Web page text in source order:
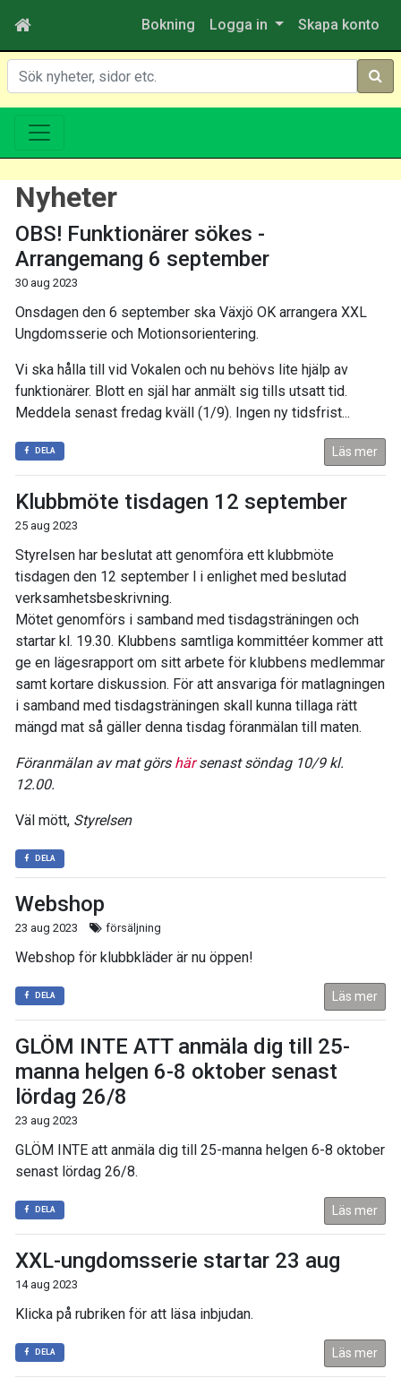
Bokning Logga in Skapa konto
Sök
Nyheter
OBS! Funktionärer sökes -
Arrangemang 6 september
30 aug 2023
Onsdagen den 6 september ska Växjö OK arrangera XXL
Ungdomsserie och Motionsorientering.
Vi ska hålla till vid Vokalen och nu behövs lite hjälp av
funktionärer. Blott en själ har anmält sig tills utsatt tid.
Meddela senast fredag kväll (1/9). Ingen ny tidsfrist...
DELA Läs mer
Klubbmöte tisdagen 12 september
25 aug 2023
Styrelsen har beslutat att genomföra ett klubbmöte
tisdagen den 12 september l i enlighet med beslutad
verksamhetsbeskrivning.
Mötet genomförs i samband med tisdagsträningen och
startar kl. 19.30. Klubbens samtliga kommittéer kommer att
ge en lägesrapport om sitt arbete för klubbens medlemmar
samt kortare diskussion. För att ansvariga för matlagningen
i samband med tisdagsträningen skall kunna tillaga rätt
mängd mat så gäller denna tisdag föranmälan till maten.
Föranmälan av mat görs härsenast söndag 10/9 kl.
12.00.
Väl mött, Styrelsen
DELA
Webshop
23 aug 2023 försäljning
Webshop för klubbkläder är nu öppen!
DELA Läs mer
GLÖM INTE ATT anmäla dig till 25-
manna helgen 6-8 oktober senast
lördag 26/8
23 aug 2023
GLÖM INTE att anmäla dig till 25-manna helgen 6-8 oktober
senast lördag 26/8.
DELA Läs mer
XXL-ungdomsserie startar 23 aug
14 aug 2023
Klicka på rubriken för att läsa inbjudan.
DELA Läs mer